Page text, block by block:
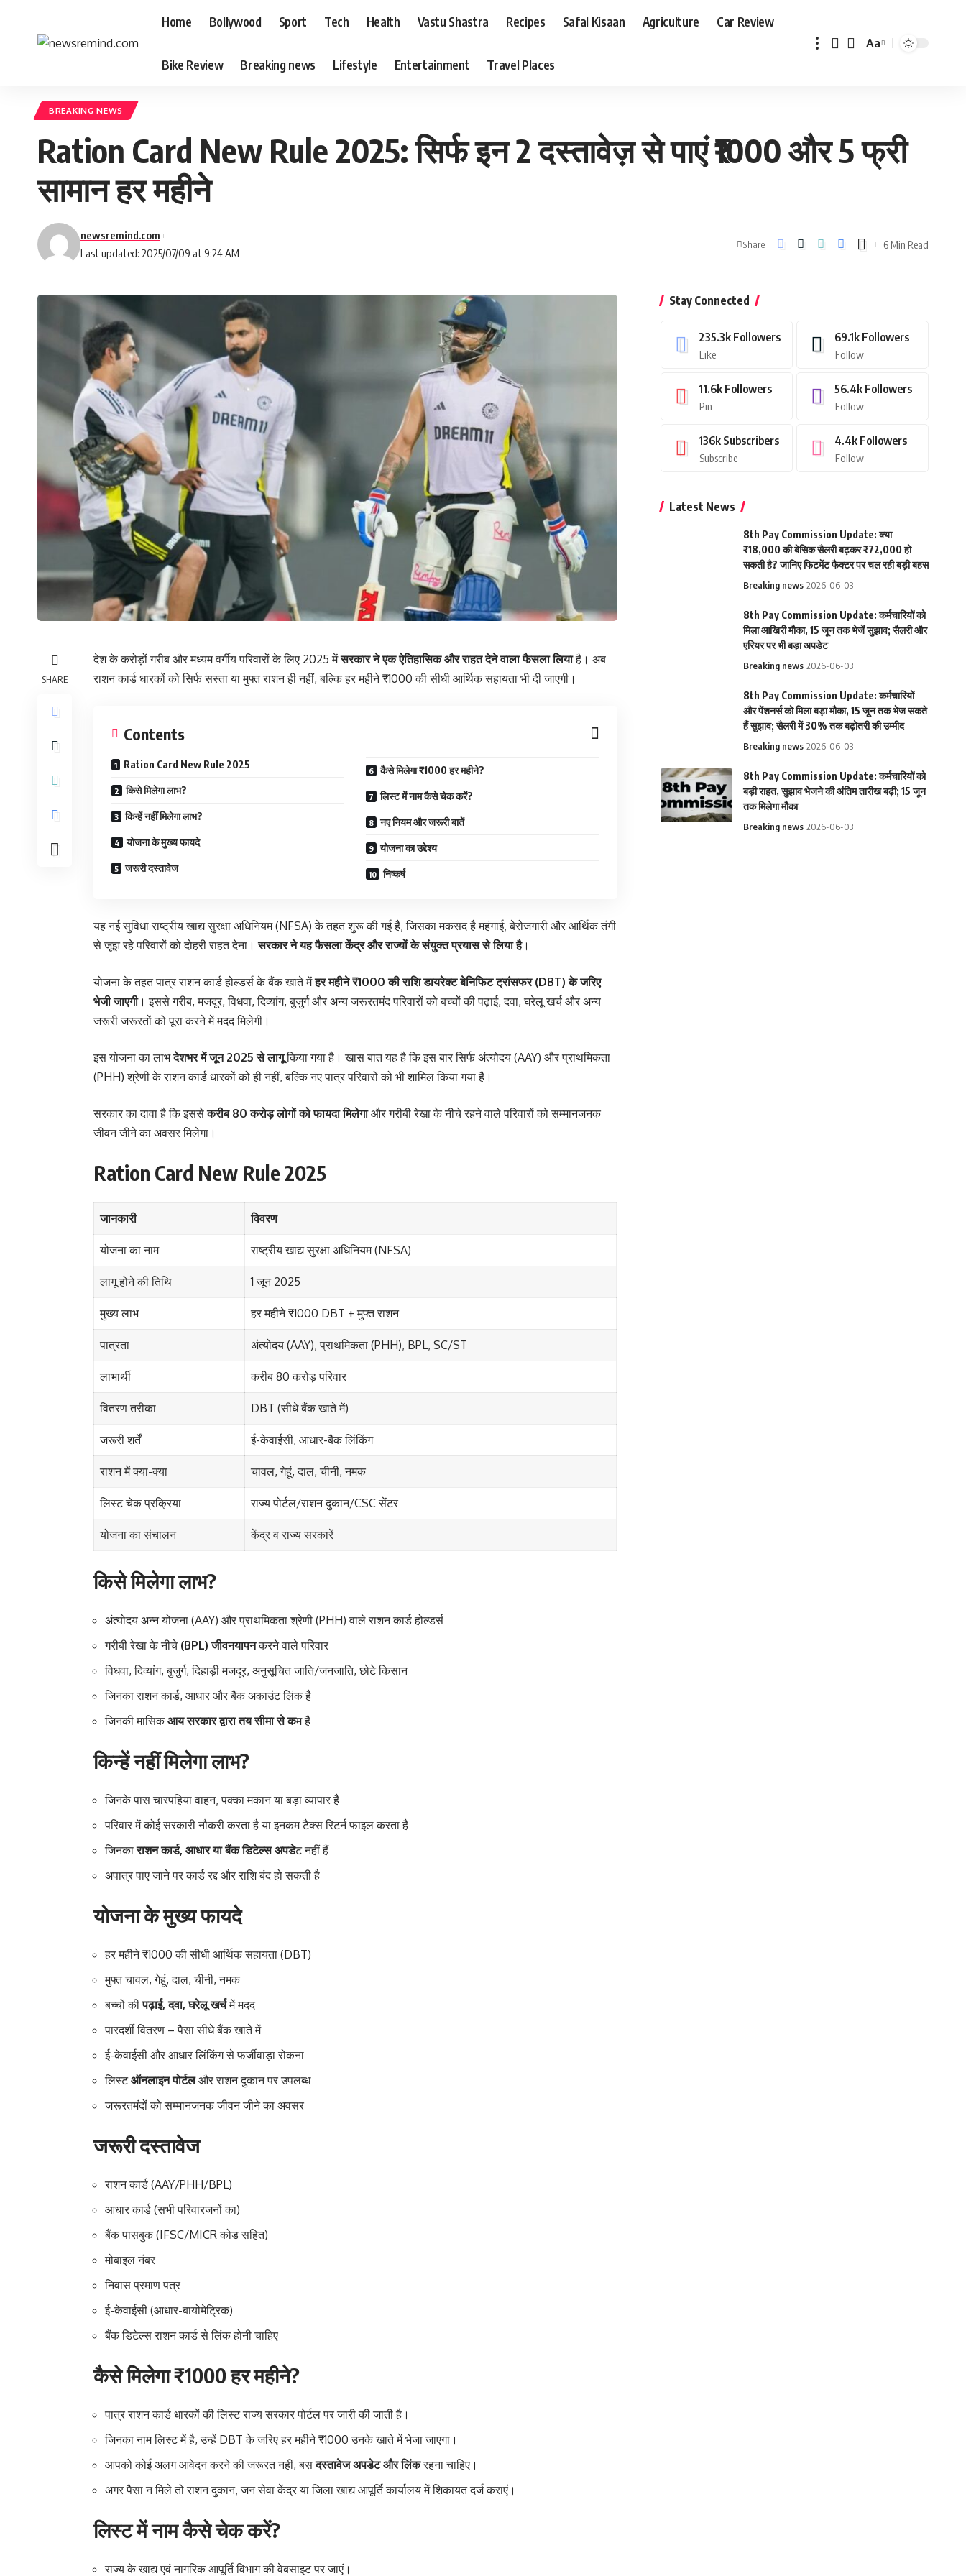
Home Bollywood Sport Tech Health Vastu Shastra Recipes Safal Kisaan Agriculture Car Review
Bike Review Breaking news Lifestyle Entertainment Travel Places
Font
Aa
BREAKING NEWS
Ration Card New Rule 2025: सिर्फ इन 2 दस्तावेज़ से पाएं ₹1000 और 5 फ्री
सामान हर महीने
Last updated: 2025/07/09 at 9:24 AM
newsremind.com
Share 6 Min Read
SHARE
देश के करोड़ों गरीब और मध्यम वर्गीय परिवारों के लिए 2025 मेंसरकार ने एक ऐतिहासिक और राहत देने वाला फैसला लियाहै। अब
राशन कार्ड धारकों को सिर्फ सस्ता या मुफ्त राशन ही नहीं, बल्कि हर महीने ₹1000 की सीधी आर्थिक सहायता भी दी जाएगी।
Contents
Ration Card New Rule 2025
किसे मिलेगा लाभ?
किन्हें नहीं मिलेगा लाभ?
योजना के मुख्य फायदे
जरूरी दस्तावेज
कैसे मिलेगा ₹1000 हर महीने?
लिस्ट में नाम कैसे चेक करें?
नए नियम और जरूरी बातें
योजना का उद्देश्य
निष्कर्ष
यह नई सुविधा राष्ट्रीय खाद्य सुरक्षा अधिनियम (NFSA) के तहत शुरू की गई है, जिसका मकसद है महंगाई, बेरोजगारी और आर्थिक तंगी
से जूझ रहे परिवारों को दोहरी राहत देना।सरकार ने यह फैसला केंद्र और राज्यों के संयुक्त प्रयास से लिया है।
योजना के तहत पात्र राशन कार्ड होल्डर्स के बैंक खाते मेंहर महीने ₹1000 की राशि डायरेक्ट बेनिफिट ट्रांसफर (DBT) के जरिए
भेजी जाएगी। इससे गरीब, मजदूर, विधवा, दिव्यांग, बुजुर्ग और अन्य जरूरतमंद परिवारों को बच्चों की पढ़ाई, दवा, घरेलू खर्च और अन्य
जरूरी जरूरतों को पूरा करने में मदद मिलेगी।
इस योजना का लाभदेशभर में जून 2025 से लागूकिया गया है। खास बात यह है कि इस बार सिर्फ अंत्योदय (AAY) और प्राथमिकता
(PHH) श्रेणी के राशन कार्ड धारकों को ही नहीं, बल्कि नए पात्र परिवारों को भी शामिल किया गया है।
सरकार का दावा है कि इससेकरीब 80 करोड़ लोगों को फायदा मिलेगाऔर गरीबी रेखा के नीचे रहने वाले परिवारों को सम्मानजनक
जीवन जीने का अवसर मिलेगा।
Ration Card New Rule 2025
जानकारी विवरण
योजना का नाम राष्ट्रीय खाद्य सुरक्षा अधिनियम (NFSA)
लागू होने की तिथि 1 जून 2025
मुख्य लाभ हर महीने ₹1000 DBT + मुफ्त राशन
पात्रता अंत्योदय (AAY), प्राथमिकता (PHH), BPL, SC/ST
लाभार्थी करीब 80 करोड़ परिवार
वितरण तरीका DBT (सीधे बैंक खाते में)
जरूरी शर्तें ई-केवाईसी, आधार-बैंक लिंकिंग
राशन में क्या-क्या चावल, गेहूं, दाल, चीनी, नमक
लिस्ट चेक प्रक्रिया राज्य पोर्टल/राशन दुकान/CSC सेंटर
योजना का संचालन केंद्र व राज्य सरकारें
किसे मिलेगा लाभ?
अंत्योदय अन्न योजना (AAY) और प्राथमिकता श्रेणी (PHH) वाले राशन कार्ड होल्डर्स
गरीबी रेखा के नीचे (BPL) जीवनयापनकरने वाले परिवार
विधवा, दिव्यांग, बुजुर्ग, दिहाड़ी मजदूर, अनुसूचित जाति/जनजाति, छोटे किसान
जिनका राशन कार्ड, आधार और बैंक अकाउंट लिंक है
जिनकी मासिकआय सरकार द्वारा तय सीमा से कम है
किन्हें नहीं मिलेगा लाभ?
जिनके पास चारपहिया वाहन, पक्का मकान या बड़ा व्यापार है
परिवार में कोई सरकारी नौकरी करता है या इनकम टैक्स रिटर्न फाइल करता है
जिनकाराशन कार्ड, आधार या बैंक डिटेल्स अपडेट नहीं हैं
अपात्र पाए जाने पर कार्ड रद्द और राशि बंद हो सकती है
योजना के मुख्य फायदे
हर महीने ₹1000 की सीधी आर्थिक सहायता (DBT)
मुफ्त चावल, गेहूं, दाल, चीनी, नमक
बच्चों कीपढ़ाई, दवा, घरेलू खर्चमें मदद
पारदर्शी वितरण – पैसा सीधे बैंक खाते में
ई-केवाईसी और आधार लिंकिंग से फर्जीवाड़ा रोकना
लिस्टऑनलाइन पोर्टलऔर राशन दुकान पर उपलब्ध
जरूरतमंदों को सम्मानजनक जीवन जीने का अवसर
जरूरी दस्तावेज
राशन कार्ड (AAY/PHH/BPL)
आधार कार्ड (सभी परिवारजनों का)
बैंक पासबुक (IFSC/MICR कोड सहित)
मोबाइल नंबर
निवास प्रमाण पत्र
ई-केवाईसी (आधार-बायोमेट्रिक)
बैंक डिटेल्स राशन कार्ड से लिंक होनी चाहिए
कैसे मिलेगा ₹1000 हर महीने?
पात्र राशन कार्ड धारकों की लिस्ट राज्य सरकार पोर्टल पर जारी की जाती है।
जिनका नाम लिस्ट में है, उन्हें DBT के जरिए हर महीने ₹1000 उनके खाते में भेजा जाएगा।
आपको कोई अलग आवेदन करने की जरूरत नहीं, बसदस्तावेज अपडेट और लिंकरहना चाहिए।
अगर पैसा न मिले तो राशन दुकान, जन सेवा केंद्र या जिला खाद्य आपूर्ति कार्यालय में शिकायत दर्ज कराएं।
लिस्ट में नाम कैसे चेक करें?
राज्य के खाद्य एवं नागरिक आपूर्ति विभाग की वेबसाइट पर जाएं।
Stay Connected
235.3k Followers
Like
69.1k Followers
Follow
11.6k Followers
Pin
56.4k Followers
Follow
136k Subscribers
Subscribe
4.4k Followers
Follow
Latest News
8th Pay Commission Update: क्या
₹18,000 की बेसिक सैलरी बढ़कर ₹72,000 हो
सकती है? जानिए फिटमेंट फैक्टर पर चल रही बड़ी बहस
Breaking news 2026-06-03
8th Pay Commission Update: कर्मचारियों को
मिला आखिरी मौका, 15 जून तक भेजें सुझाव; सैलरी और
एरियर पर भी बड़ा अपडेट
Breaking news 2026-06-03
8th Pay Commission Update: कर्मचारियों
और पेंशनर्स को मिला बड़ा मौका, 15 जून तक भेज सकते
हैं सुझाव; सैलरी में 30% तक बढ़ोतरी की उम्मीद
Breaking news 2026-06-03
8th Pay Commission Update: कर्मचारियों को
बड़ी राहत, सुझाव भेजने की अंतिम तारीख बढ़ी; 15 जून
तक मिलेगा मौका
Breaking news 2026-06-03